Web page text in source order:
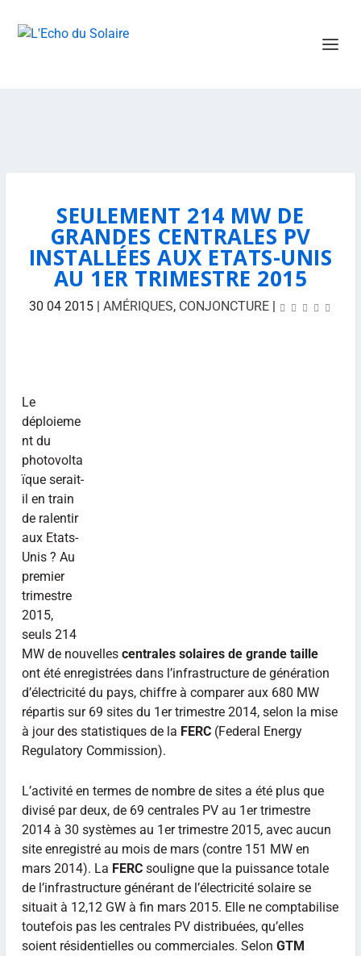
SEULEMENT 214 MW DE
GRANDES CENTRALES PV
INSTALLÉES AUX ETATS-UNIS
AU 1ER TRIMESTRE 2015
30 04 2015| AMÉRIQUES, CONJONCTURE|
Le
déploieme
nt du
photovolta
ïque serait-
il en train
de ralentir
aux Etats-
Unis ? Au
premier
trimestre
2015,
seuls 214
MW de nouvelles centrales solaires de grande taille
ont été enregistrées dans l’infrastructure de génération
d’électricité du pays, chiffre à comparer aux 680 MW
répartis sur 69 sites du 1er trimestre 2014, selon la mise
à jour des statistiques de la FERC(Federal Energy
Regulatory Commission).
L’activité en termes de nombre de sites a été plus que
divisé par deux, de 69 centrales PV au 1er trimestre
2014 à 30 systèmes au 1er trimestre 2015, avec aucun
site enregistré au mois de mars (contre 151 MW en
mars 2014). La FERCsouligne que la puissance totale
de l’infrastructure générant de l’électricité solaire se
situait à 12,12 GW à fin mars 2015. Elle ne comptabilise
toutefois pas les centrales PV distribuées, qu’elles
soient résidentielles ou commerciales. Selon GTM